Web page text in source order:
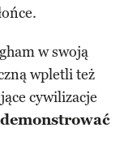
w swoją
wpletli też
cywilizacje
demonstrować